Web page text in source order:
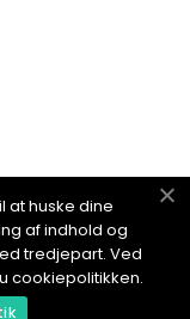
at huske dine
af indhold og
tredjepart. Ved
cookiepolitikken.